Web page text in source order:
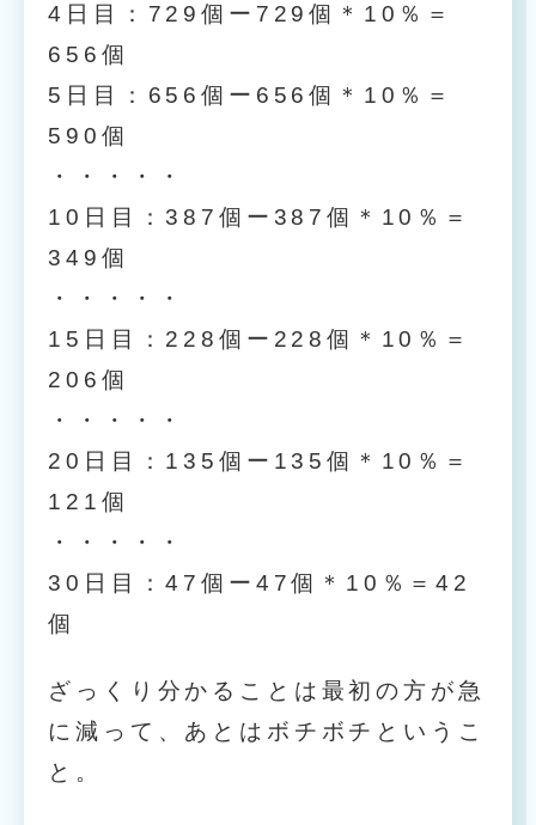
4日目：729個ー729個＊10％＝
656個
5日目：656個ー656個＊10％＝
590個
・・・・・
10日目：387個ー387個＊10％＝
349個
・・・・・
15日目：228個ー228個＊10％＝
206個
・・・・・
20日目：135個ー135個＊10％＝
121個
・・・・・
30日目：47個ー47個＊10％＝42
個
ざっくり分かることは最初の方が急
に減って、あとはボチボチというこ
と。